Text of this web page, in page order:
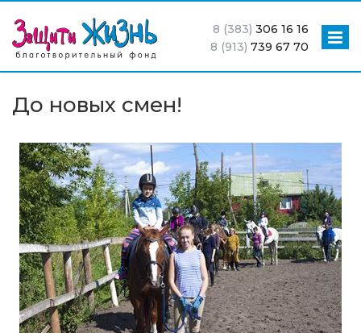
8 (383) 306 16 16
8 (913) 739 67 70
До новых смен!